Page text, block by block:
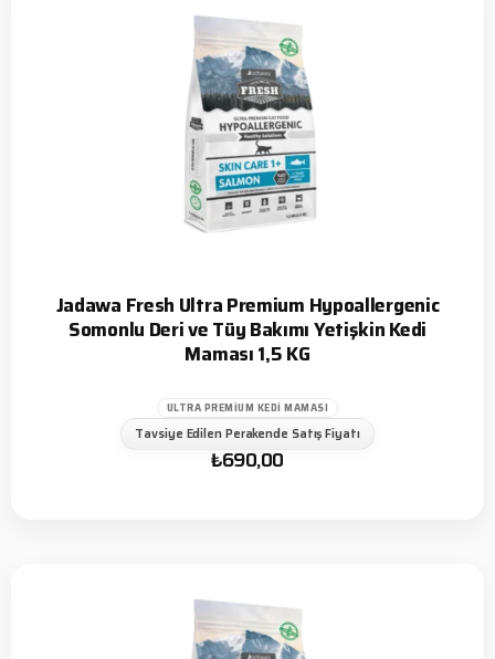
Jadawa Fresh Ultra Premium Hypoallergenic
Somonlu Deri ve Tüy Bakımı Yetişkin Kedi
Maması 1,5 KG
ULTRA PREMIUM KEDI MAMASI
Tavsiye Edilen Perakende Satış Fiyatı
₺690,00